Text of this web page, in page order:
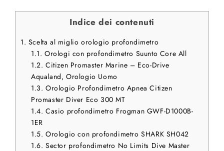
Indice dei contenuti
1. Scelta al miglio orologio profondimetro
1.1. Orologi con profondimetro Suunto Core All
1.2. Citizen Promaster Marine – Eco-Drive
Aqualand, Orologio Uomo
1.3. Orologio Profondimetro Apnea Citizen
Promaster Diver Eco 300 MT
1.4. Casio profondimetro Frogman GWF-D1000B-
1ER
1.5. Orologio con profondimetro SHARK SH042
1.6. Sector profondimetro No Limits Dive Master